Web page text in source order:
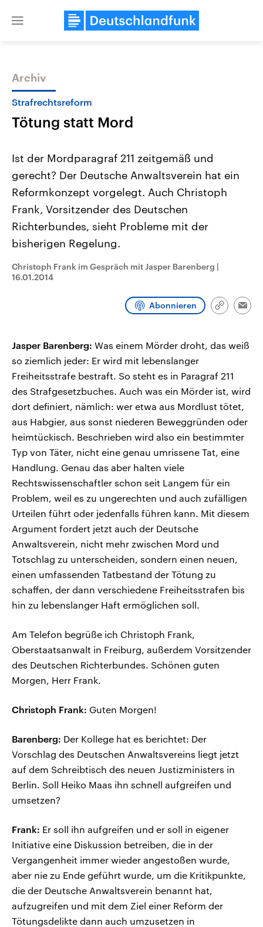
Close
Themen
Landtagswahl Sachsen-Anhalt
2026
Alle Informationen
Sachsen-Anhalt wählt am 6.
September 2026 einen neuen
Landtag. Seit 2021 wird das
Bundesland von einer Koalition aus
CDU, SPD und FDP regiert.-
Umfragen, Prognosen,
und Hintergründe zu den Parteien
und Kandidaten der anstehenden
USA
Aktuelle Beiträge,
Hintergründe
Wirtschaftlich und
mit großem Einfluss auf
aktuelle Weltgeschehen.
Programm Podcasts
Archiv
Strafrechtsreform
Tötung statt Mord
Ist der Mordparagraf 211 zeitgemäß und
gerecht? Der Deutsche Anwaltsverein hat ein
Reformkonzept vorgelegt. Auch Christoph
Frank, Vorsitzender des Deutschen
Richterbundes, sieht Probleme mit der
bisherigen Regelung.
Christoph Frank im Gespräch mit Jasper Barenberg |
16.01.2014
Abonnieren
Link
Jasper Barenberg: Was einem Mörder droht, das weiß
so ziemlich jeder: Er wird mit lebenslanger
Freiheitsstrafe bestraft. So steht es in Paragraf 211
des Strafgesetzbuches. Auch was ein Mörder ist, wird
dort definiert, nämlich: wer etwa aus Mordlust tötet,
aus Habgier, aus sonst niederen Beweggründen oder
heimtückisch. Beschrieben wird also ein bestimmter
Typ von Täter, nicht eine genau umrissene Tat, eine
Handlung. Genau das aber halten viele
Rechtswissenschaftler schon seit Langem für ein
Problem, weil es zu ungerechten und auch zufälligen
Urteilen führt oder jedenfalls führen kann. Mit diesem
Argument fordert jetzt auch der Deutsche
Anwaltsverein, nicht mehr zwischen Mord und
Totschlag zu unterscheiden, sondern einen neuen,
einen umfassenden Tatbestand der Tötung zu
schaffen, der dann verschiedene Freiheitsstrafen bis
hin zu lebenslanger Haft ermöglichen soll.
Am Telefon begrüße ich Christoph Frank,
Oberstaatsanwalt in Freiburg, außerdem Vorsitzender
des Deutschen Richterbundes. Schönen guten
Morgen, Herr Frank.
Christoph Frank: Guten Morgen!
Barenberg: Der Kollege hat es berichtet: Der
Vorschlag des Deutschen Anwaltsvereins liegt jetzt
auf dem Schreibtisch des neuen Justizministers in
Berlin. Soll Heiko Maas ihn schnell aufgreifen und
umsetzen?
Frank: Er soll ihn aufgreifen und er soll in eigener
Initiative eine Diskussion betreiben, die in der
Vergangenheit immer wieder angestoßen wurde,
aber nie zu Ende geführt wurde, um die Kritikpunkte,
die der Deutsche Anwaltsverein benannt hat,
aufzugreifen und mit dem Ziel einer Reform der
Tötungsdelikte dann auch umzusetzen in